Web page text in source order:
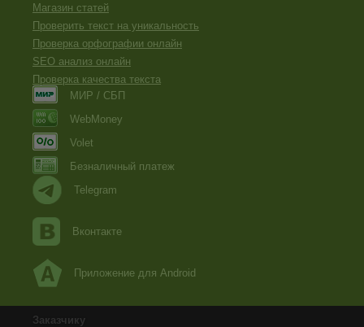
Магазин статей
Проверить текст на уникальность
Проверка орфографии онлайн
SEO анализ онлайн
Проверка качества текста
МИР / СБП
WebMoney
Volet
Безналичный платеж
Telegram
Вконтакте
Приложение для Android
Заказчику